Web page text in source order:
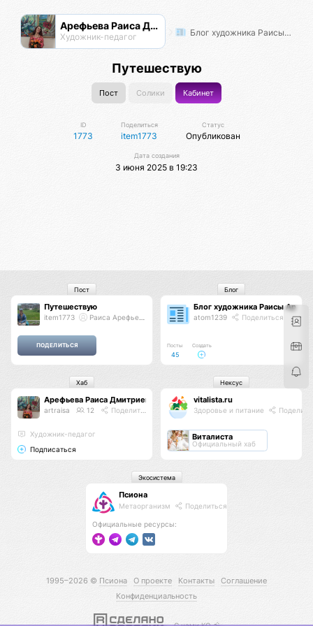
Арефьева Раиса Дмитриевна
Художник-педагог Блог художника Раисы Арефьевой
Путешествую
Пост Солики Кабинет
ID
1773
Поделиться
item1773
Статус
Опубликован
Дата создания
3 июня 2025 в 19:23
Путешествую
item1773 Раиса Арефьева
Пост
Блог художника Раисы
atom1239 Поделиться
Посты
45
Создать
Блог
Арефьева Раиса Дмитриевна
artraisa 12 Поделиться
Художник-педагог
Подписаться
Хаб
vitalista.ru
Здоровье и питание
Виталиста
Официальный хаб
Нексус
Псиона
Метаорганизм Поделиться
Официальные ресурсы:
Экосистема
1995–2026 © Псиона О проекте Контакты
Соглашение
Конфиденциальность